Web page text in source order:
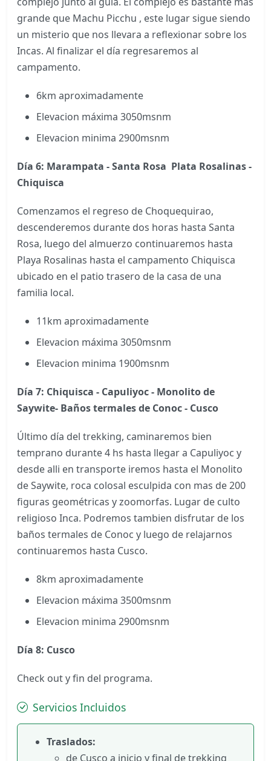
grande que Machu Picchu , este lugar sigue siendo
un misterio que nos llevara a reflexionar sobre los
Incas. Al finalizar el día regresaremos al
campamento.
6km aproximadamente
Elevacion máxima 3050msnm
Elevacion minima 2900msnm
Día 6: Marampata - Santa Rosa Plata Rosalinas -
Chiquisca
Comenzamos el regreso de Choquequirao,
descenderemos durante dos horas hasta Santa
Rosa, luego del almuerzo continuaremos hasta
Playa Rosalinas hasta el campamento Chiquisca
ubicado en el patio trasero de la casa de una
familia local.
11km aproximadamente
Elevacion máxima 3050msnm
Elevacion minima 1900msnm
Día 7: Chiquisca - Capuliyoc - Monolito de
Saywite- Baños termales de Conoc - Cusco
Último día del trekking, caminaremos bien
temprano durante 4 hs hasta llegar a Capuliyoc y
desde alli en transporte iremos hasta el Monolito
de Saywite, roca colosal esculpida con mas de 200
figuras geométricas y zoomorfas. Lugar de culto
religioso Inca. Podremos tambien disfrutar de los
baños termales de Conoc y luego de relajarnos
continuaremos hasta Cusco.
8km aproximadamente
Elevacion máxima 3500msnm
Elevacion minima 2900msnm
Día 8: Cusco
Check out yfin del programa.
Servicios Incluidos
Traslados:
de Cusco a inicio y final de trekking